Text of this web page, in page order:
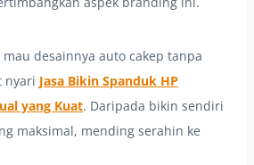
desainnya auto cakep tanpa
nyari Jasa Bikin Spanduk HP
yang Kuat. Daripada bikin sendiri
maksimal, mending serahin ke